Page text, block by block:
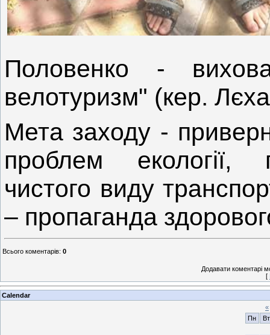
Половенко -
велотуризм" (кер.
Мета заходу -
проблем екології,
чистого виду
– пропаганда
Всього коментарів: 0
Додавати коментарі
[
Calendar
«
Пн
Вт